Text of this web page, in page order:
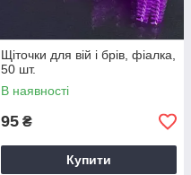
Щіточки для вій і брів, фіалка,
50 шт.
В наявності
95 ₴
Купити